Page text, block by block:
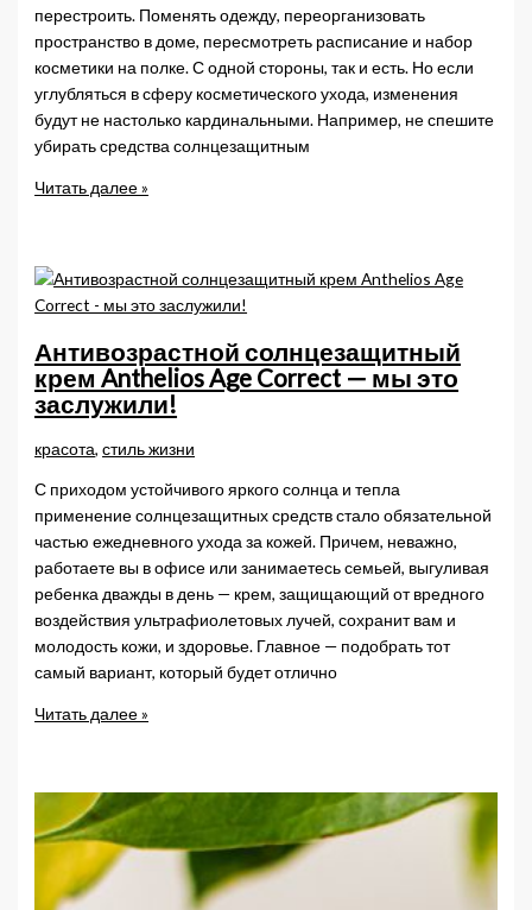
перестроить. Поменять одежду, переорганизовать
пространство в доме, пересмотреть расписание и набор
косметики на полке. С одной стороны, так и есть. Но если
углубляться в сферу косметического ухода, изменения
будут не настолько кардинальными. Например, не спешите
убирать средства солнцезащитным
Новинка
Roche-
Posay
—
поможет
бороться
с
несовершенствами
кожи
защитит
от
солнца
Читать далее »
Антивозрастной солнцезащитный
крем Anthelios Age Correct — мы это
заслужили!
красота,стиль жизни
С приходом устойчивого яркого солнца и тепла
применение солнцезащитных средств стало обязательной
частью ежедневного ухода за кожей. Причем, неважно,
работаете вы в офисе или занимаетесь семьей, выгуливая
ребенка дважды в день — крем, защищающий от вредного
воздействия ультрафиолетовых лучей, сохранит вам и
молодость кожи, и здоровье. Главное — подобрать тот
самый вариант, который будет отлично
Антивозрастной
Anthelios
Correct
мы
Читать далее »